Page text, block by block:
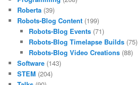
Roberta (39)
Robots-Blog Content (199)
Robots-Blog Events(71)
Robots-Blog Timelapse Builds(75)
Robots-Blog Video Creations(88)
Software (143)
STEM (204)